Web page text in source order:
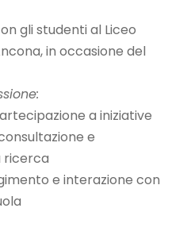
gli studenti al Liceo
in occasione del
a iniziative
e
ricerca
e interazione con